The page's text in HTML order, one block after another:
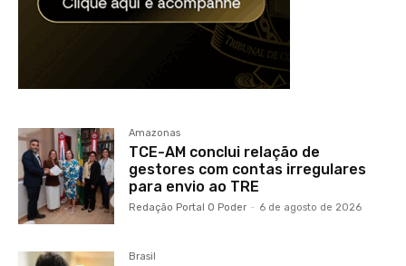
Amazonas
TCE-AM conclui relação de
gestores com contas irregulares
para envio ao TRE
Redação Portal O Poder - 6 de agosto de 2026
Brasil